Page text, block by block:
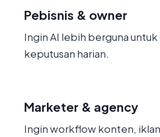
Pebisnis & owner
Ingin AI lebih berguna
keputusan harian.
Marketer & agency
Ingin workflow konten,